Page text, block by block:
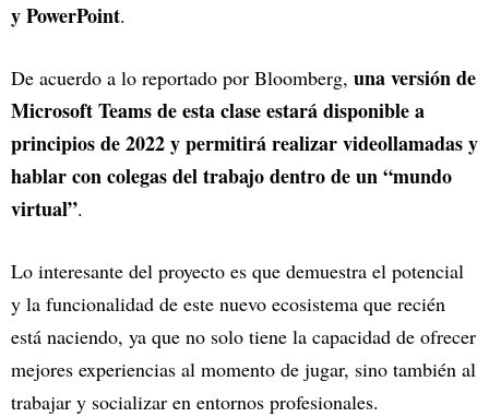
y PowerPoint.
De acuerdo a lo reportado por Bloomberg, una versión de
Microsoft Teams de esta clase estará disponible a
principios de 2022 y permitirá realizar videollamadas y
hablar con colegas del trabajo dentro de un “mundo
virtual”.
Lo interesante del proyecto es que demuestra el potencial
y la funcionalidad de este nuevo ecosistema que recién
está naciendo, ya que no solo tiene la capacidad de ofrecer
mejores experiencias al momento de jugar, sino también al
trabajar y socializar en entornos profesionales.